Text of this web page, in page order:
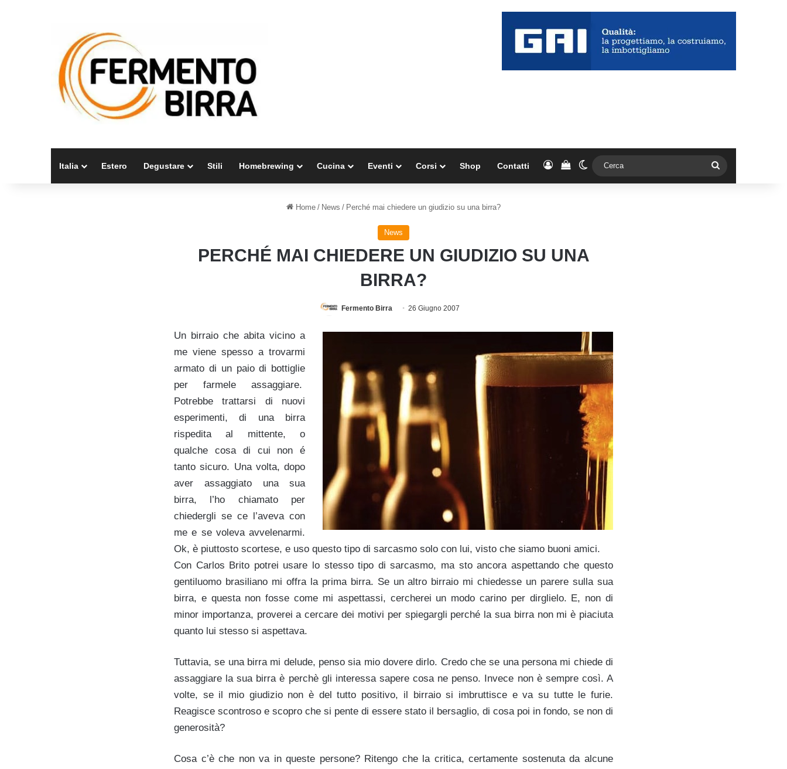
Italia Estero Degustare Stili Homebrewing Cucina Eventi Corsi Shop Contatti AccediVedi il carrello
Cambia aspetto
Home / News / Perché mai chiedere un giudizio su una birra?
News
PERCHÉ MAI CHIEDERE UN GIUDIZIO SU UNA
BIRRA?
Fermento Birra 26 Giugno 2007
Un birraio che abita vicino a
me viene spesso a trovarmi
armato di un paio di bottiglie
per farmele assaggiare.
Potrebbe trattarsi di nuovi
esperimenti, di una birra
rispedita al mittente, o
qualche cosa di cui non é
tanto sicuro. Una volta, dopo
aver assaggiato una sua
birra, l’ho chiamato per
chiedergli se ce l’aveva con
me e se voleva avvelenarmi.
Ok, è piuttosto scortese, e uso questo tipo di sarcasmo solo con lui, visto che siamo buoni amici.
Con Carlos Brito potrei usare lo stesso tipo di sarcasmo, ma sto ancora aspettando che questo
gentiluomo brasiliano mi offra la prima birra. Se un altro birraio mi chiedesse un parere sulla sua
birra, e questa non fosse come mi aspettassi, cercherei un modo carino per dirglielo. E, non di
minor importanza, proverei a cercare dei motivi per spiegargli perché la sua birra non mi è piaciuta
quanto lui stesso si aspettava.
Tuttavia, se una birra mi delude, penso sia mio dovere dirlo. Credo che se una persona mi chiede di
assaggiare la sua birra è perchè gli interessa sapere cosa ne penso. Invece non è sempre così. A
volte, se il mio giudizio non è del tutto positivo, il birraio si imbruttisce e va su tutte le furie.
Reagisce scontroso e scopro che si pente di essere stato il bersaglio, di cosa poi in fondo, se non di
generosità?
Cosa c’è che non va in queste persone? Ritengo che la critica, certamente sostenuta da alcune